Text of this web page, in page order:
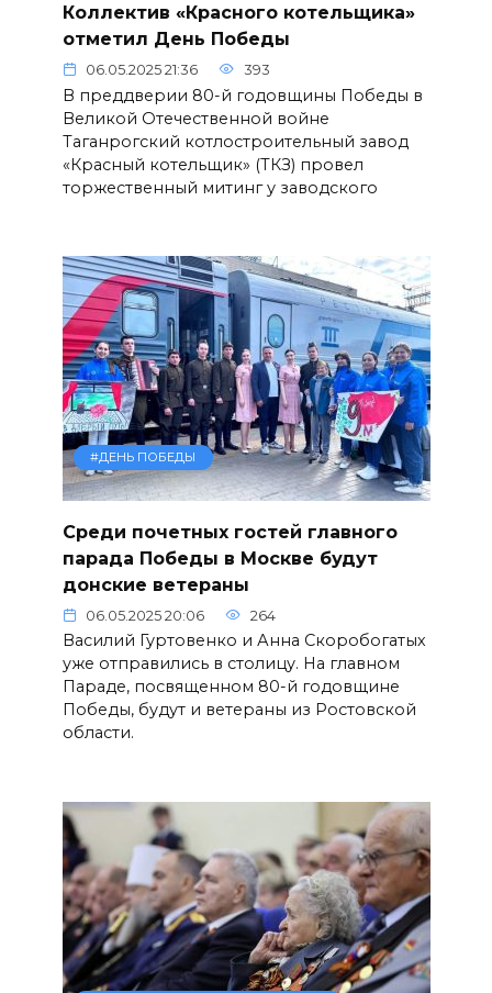
Коллектив «Красного котельщика»
отметил День Победы
06.05.2025 21:36 393
В преддверии 80-й годовщины Победы в
Великой Отечественной войне
Таганрогский котлостроительный завод
«Красный котельщик» (ТКЗ) провел
торжественный митинг у заводского
#ДЕНЬ ПОБЕДЫ
Среди почетных гостей главного
парада Победы в Москве будут
донские ветераны
06.05.2025 20:06 264
Василий Гуртовенко и Анна Скоробогатых
уже отправились в столицу. На главном
Параде, посвященном 80-й годовщине
Победы, будут и ветераны из Ростовской
области.